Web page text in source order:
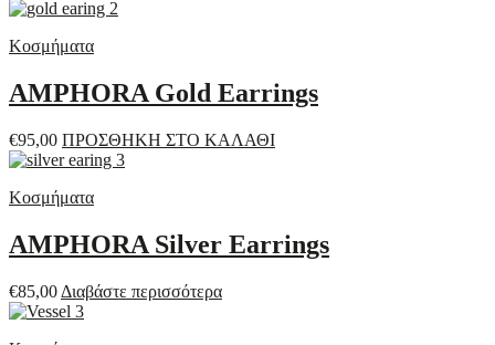
Κοσμήματα
AMPHORA Gold Earrings
€95,00 ΠΡΟΣΘΗΚΗ ΣΤΟ ΚΑΛΑΘΙ
Κοσμήματα
AMPHORA Silver Earrings
€85,00 Διαβάστε περισσότερα